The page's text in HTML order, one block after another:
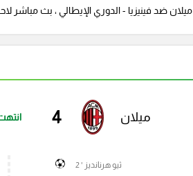
ميلان ضد فينيزيا - الدوري الإيطالي ، بث مباشر
ميلان 4
ثيو هرنانديز ' 2